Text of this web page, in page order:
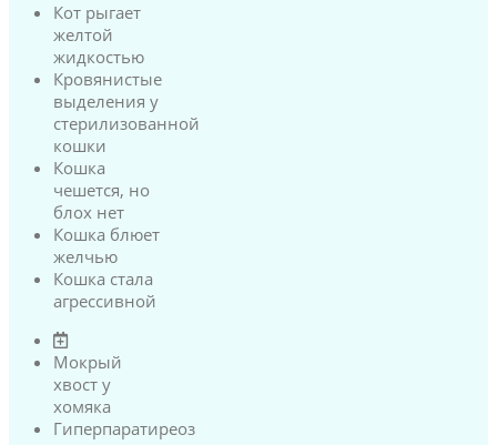
Кот рыгает
желтой
жидкостью
Кровянистые
выделения у
стерилизованной
кошки
Кошка
чешется, но
блох нет
Кошка блюет
желчью
Кошка стала
агрессивной
Мокрый
хвост у
хомяка
Гиперпаратиреоз